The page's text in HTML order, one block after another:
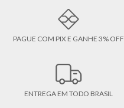
PAGUE COM PIX E GANHE 3% OFF
ENTREGA EM TODO BRASIL